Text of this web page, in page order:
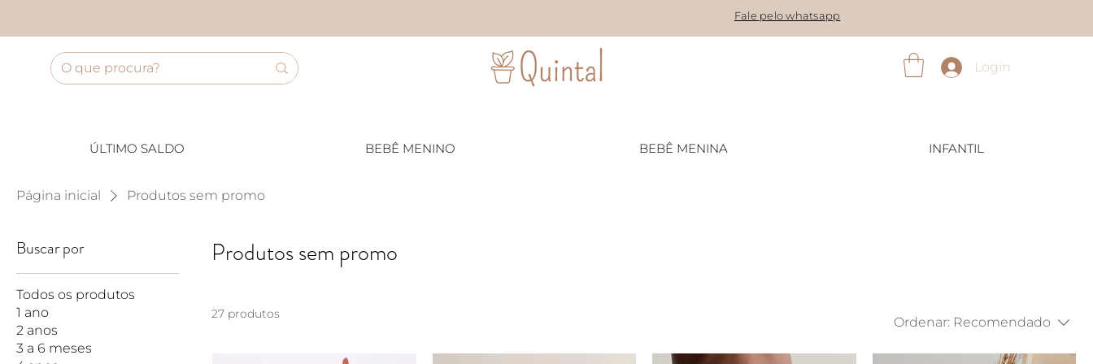
Fale pelo whatsapp
Login
ÚLTIMO SALDO BEBÊ MENINO BEBÊ MENINA INFANTIL
Página inicial Produtos sem promo
Buscar por
Todos os produtos
1 ano
2 anos
3 a 6 meses
Produtos sem promo
27 produtos
Ordenar: Recomendado